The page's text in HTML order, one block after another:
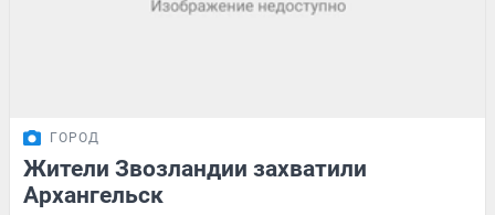
ГОРОД
Жители Звозландии захватили
Архангельск